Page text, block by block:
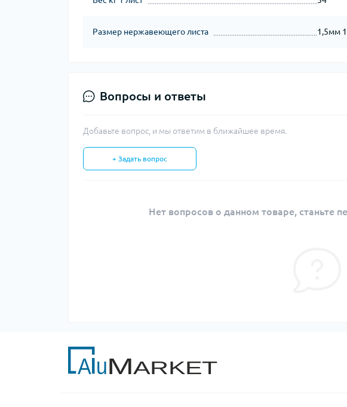
Размер нержавеющего листа 1,5мм
Вопросы и ответы
Добавьте вопрос, и мы ответим в ближайшее время.
+ Задать вопрос
Нет вопросов о данном товаре, станьте